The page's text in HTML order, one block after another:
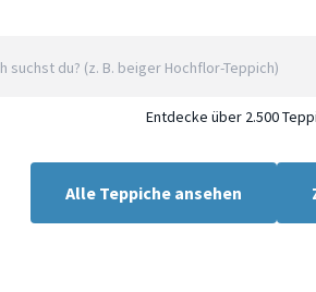
Entdecke über 2.500
Alle Teppiche ansehen